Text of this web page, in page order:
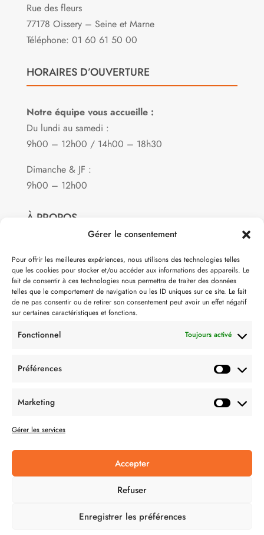
Gérer le consentement
Pour offrir les meilleures expériences, nous utilisons des technologies telles
que les cookies pour stocker et/ou accéder aux informations des appareils. Le
fait de consentir à ces technologies nous permettra de traiter des données
telles que le comportement de navigation ou les ID uniques sur ce site. Le fait
de ne pas consentir ou de retirer son consentement peut avoir un effet négatif
sur certaines caractéristiques et fonctions.
Fonctionnel Toujours activé
Préférences
Marketing
Gérer les services
Accepter
Refuser
Enregistrer les préférences
Rue des fleurs
77178 Oissery – Seine et Marne
Téléphone: 01 60 61 50 00
HORAIRES D’OUVERTURE
Notre équipe vous accueille :
Du lundi au samedi :
9h00 – 12h00 / 14h00 – 18h30
Dimanche & JF :
9h00 – 12h00
À PROPOS
Notre philosophie
Contact
Partenaire de:
CONDITION GÉNÉRALES DE VENTES